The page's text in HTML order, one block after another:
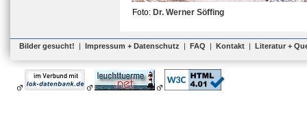
Foto: Dr. Werner Söffing
Bilder gesucht! | Impressum + Datenschutz | FAQ | Kontakt | Literatur +